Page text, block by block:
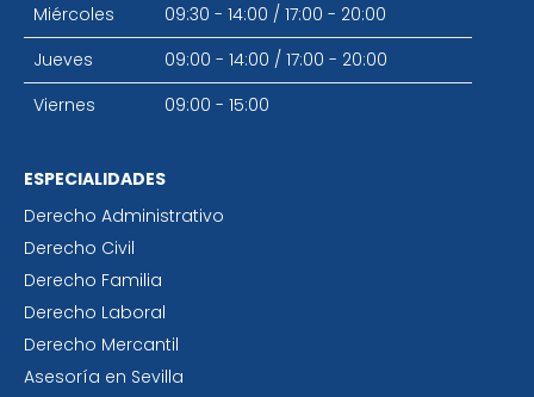
Miércoles
09:30 - 14:00 / 17:00 - 20:00
Jueves
09:00 - 14:00 / 17:00 - 20:00
Viernes
09:00 - 15:00
ESPECIALIDADES
Derecho Administrativo
Derecho Civil
Derecho Familia
Derecho Laboral
Derecho Mercantil
Asesoría en Sevilla